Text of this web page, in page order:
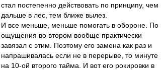
стал постепенно действовать по принципу, чем
дальше в лес, тем ближе вылез.
И все меньше, меньше помогать в обороне. По
ощущения во втором вообще практически
завязал с этим. Поэтому его замена как раз и
напрашивалась если не в перерыве, то минуте
на 10-ой второго тайма. И вот его рокировки в